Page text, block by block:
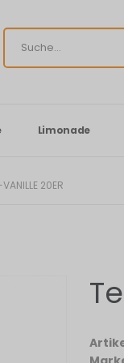
Limonade
20ER